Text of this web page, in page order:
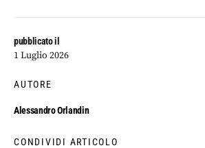
pubblicato il
1 Luglio 2026
AUTORE
Alessandro Orlandin
CONDIVIDI ARTICOLO